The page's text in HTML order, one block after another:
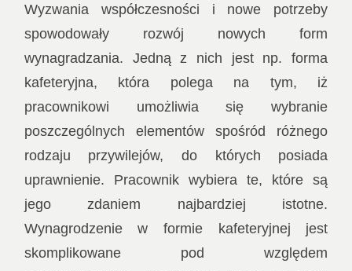
Wyzwania współczesności i nowe potrzeby
spowodowały rozwój nowych form
wynagradzania. Jedną z nich jest np. forma
kafeteryjna, która polega na tym, iż
pracownikowi umożliwia się wybranie
poszczególnych elementów spośród różnego
rodzaju przywilejów, do których posiada
uprawnienie. Pracownik wybiera te, które są
jego zdaniem najbardziej istotne.
Wynagrodzenie w formie kafeteryjnej jest
skomplikowane pod względem